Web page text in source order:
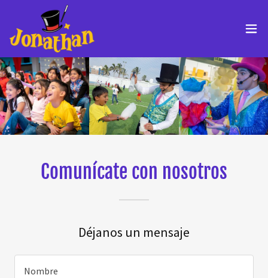
Comunícate con nosotros
Déjanos un mensaje
Nombre